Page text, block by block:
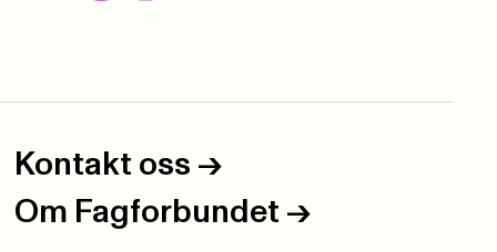
Kontakt oss ->
Om Fagforbundet ->